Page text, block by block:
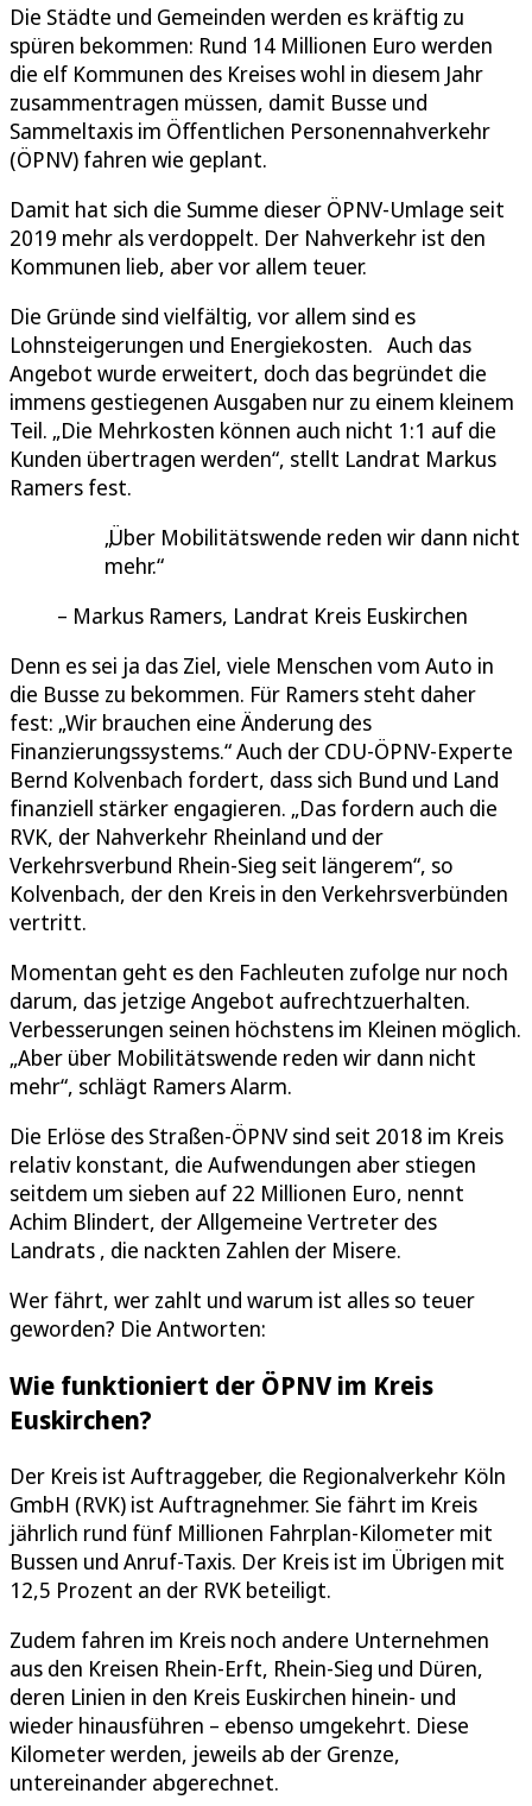
Die Städte und Gemeinden werden es kräftig zu
spüren bekommen: Rund 14 Millionen Euro werden
die elf Kommunen des Kreises wohl in diesem Jahr
zusammentragen müssen, damit Busse und
Sammeltaxis im Öffentlichen Personennahverkehr
(ÖPNV) fahren wie geplant.
Damit hat sich die Summe dieser ÖPNV-Umlage seit
2019 mehr als verdoppelt. Der Nahverkehr ist den
Kommunen lieb, aber vor allem teuer.
Die Gründe sind vielfältig, vor allem sind es
Lohnsteigerungen und Energiekosten. Auch das
Angebot wurde erweitert, doch das begründet die
immens gestiegenen Ausgaben nur zu einem kleinem
Teil. „Die Mehrkosten können auch nicht 1:1 auf die
Kunden übertragen werden“, stellt Landrat Markus
Ramers fest.
Über Mobilitätswende reden wir dann nicht
mehr.
Markus Ramers, Landrat Kreis Euskirchen
Denn es sei ja das Ziel, viele Menschen vom Auto in
die Busse zu bekommen. Für Ramers steht daher
fest: „Wir brauchen eine Änderung des
Finanzierungssystems.“ Auch der CDU-ÖPNV-Experte
Bernd Kolvenbach fordert, dass sich Bund und Land
finanziell stärker engagieren. „Das fordern auch die
RVK, der Nahverkehr Rheinland und der
Verkehrsverbund Rhein-Sieg seit längerem“, so
Kolvenbach, der den Kreis in den Verkehrsverbünden
vertritt.
Momentan geht es den Fachleuten zufolge nur noch
darum, das jetzige Angebot aufrechtzuerhalten.
Verbesserungen seinen höchstens im Kleinen möglich.
„Aber über Mobilitätswende reden wir dann nicht
mehr“, schlägt Ramers Alarm.
Die Erlöse des Straßen-ÖPNV sind seit 2018 im Kreis
relativ konstant, die Aufwendungen aber stiegen
seitdem um sieben auf 22 Millionen Euro, nennt
Achim Blindert, der Allgemeine Vertreter des
Landrats , die nackten Zahlen der Misere.
Wer fährt, wer zahlt und warum ist alles so teuer
geworden? Die Antworten:
Wie funktioniert der ÖPNV im Kreis
Euskirchen?
Der Kreis ist Auftraggeber, die Regionalverkehr Köln
GmbH (RVK) ist Auftragnehmer. Sie fährt im Kreis
jährlich rund fünf Millionen Fahrplan-Kilometer mit
Bussen und Anruf-Taxis. Der Kreis ist im Übrigen mit
12,5 Prozent an der RVK beteiligt.
Zudem fahren im Kreis noch andere Unternehmen
aus den Kreisen Rhein-Erft, Rhein-Sieg und Düren,
deren Linien in den Kreis Euskirchen hinein- und
wieder hinausführen – ebenso umgekehrt. Diese
Kilometer werden, jeweils ab der Grenze,
untereinander abgerechnet.